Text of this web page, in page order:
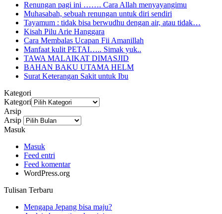
Renungan pagi ini ……. Cara Allah menyayangimu
Muhasabah, sebuah renungan untuk diri sendiri
Tayamum : tidak bisa berwudhu dengan air, atau tidak…
Kisah Pilu Arie Hanggara
Cara Membalas Ucapan Fii Amanillah
Manfaat kulit PETAI….. Simak yuk..
TAWA MALAIKAT DIMASJID
BAHAN BAKU UTAMA HELM
Surat Keterangan Sakit untuk Ibu
Kategori
Kategori
Arsip
Arsip
Masuk
Masuk
Feed entri
Feed komentar
WordPress.org
Tulisan Terbaru
Mengapa Jepang bisa maju?